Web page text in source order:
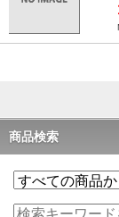
商品検索